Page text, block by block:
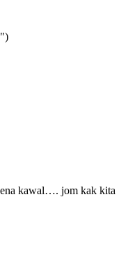
kawal…. jom kak kita